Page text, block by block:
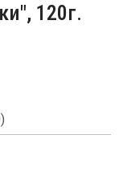
120г.